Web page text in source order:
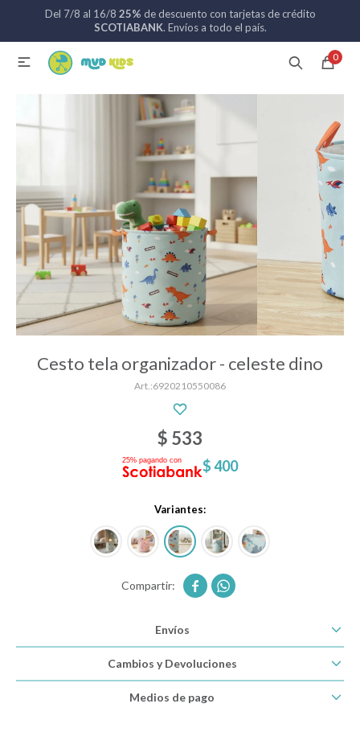
Del 7/8 al 16/8 25% de descuento con tarjetas de crédito
SCOTIABANK. Envíos a todo el país.
0

Cesto tela organizador - celeste dino
6920210550086
$ 533
$400
Variantes:
 
Envíos
Cambios y Devoluciones
Medios de pago
MI CUENTA
Catálogo Nuevos ingresos
Coches de bebé
Sillas de auto
Lactancia
Baño
Alimentación
Paseo y seguridad
Estimulación primera infancia
Bolsos y mochilas maternales